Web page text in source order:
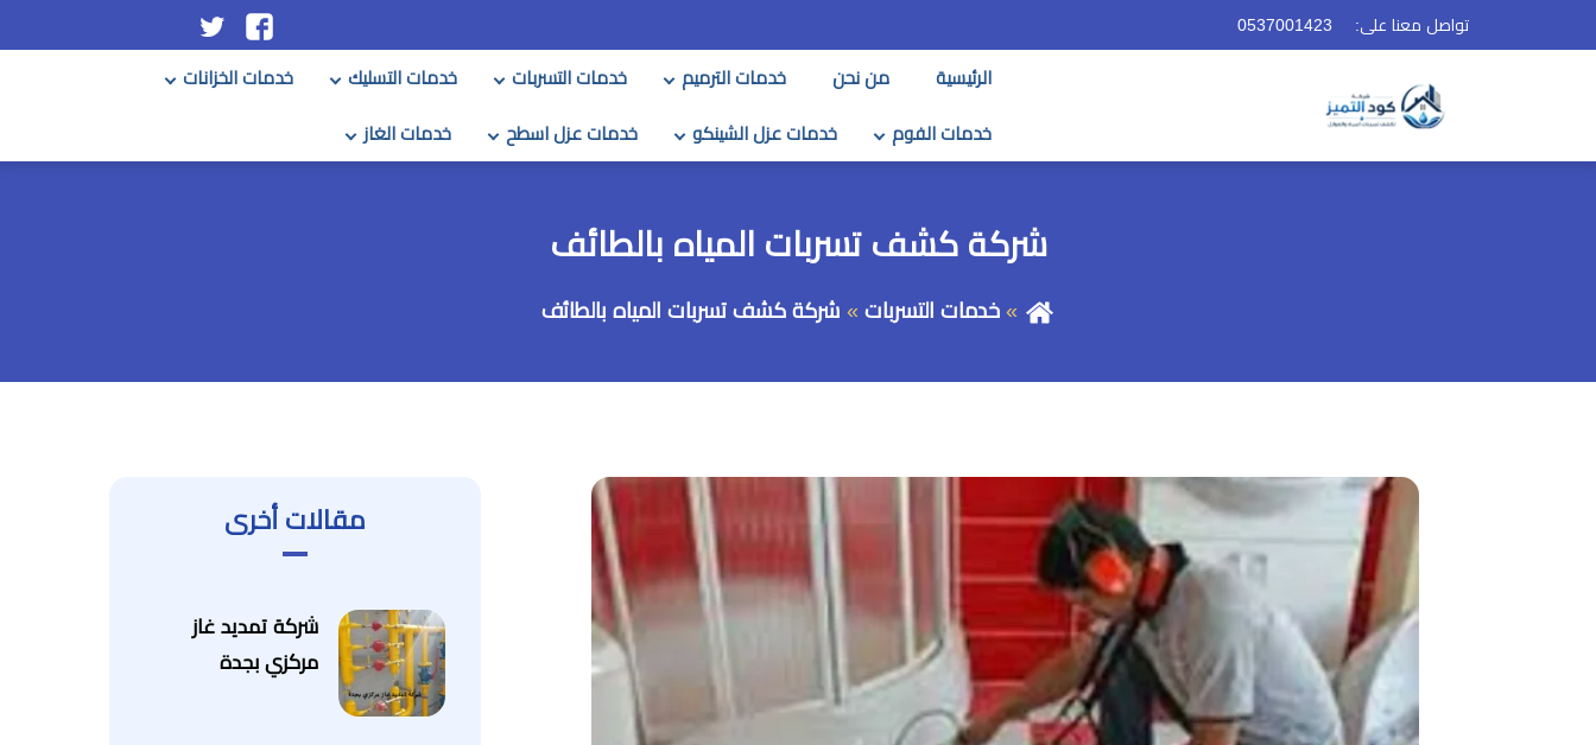
تواصل معنا على: 0537001423
تابعنا
الرئيسية من نحن خدمات الترميم خدمات التسربات خدمات التسليك خدمات الخزانات
خدمات الفوم خدمات عزل الشينكو خدمات عزل اسطح خدمات الغاز
شركة كشف تسربات المياه بالطائف
خدمات التسربات شركة كشف تسربات المياه بالطائف
مقالات أخرى
شركة تمديد غاز
مركزي بجدة